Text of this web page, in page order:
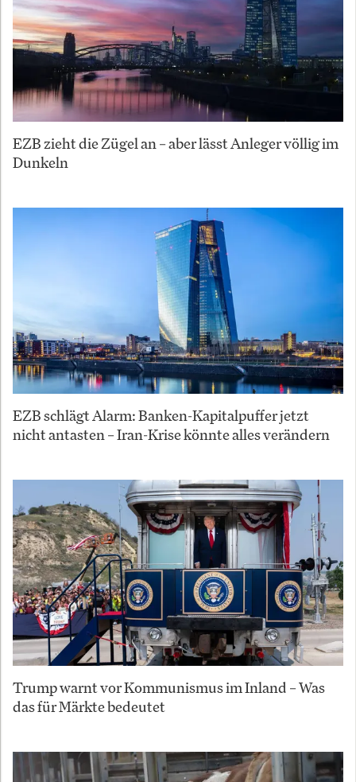
EZB zieht die Zügel an – aber lässt Anleger völlig im
Dunkeln
EZB schlägt Alarm: Banken-Kapitalpuffer jetzt
nicht antasten – Iran-Krise könnte alles verändern
Trump warnt vor Kommunismus im Inland – Was
das für Märkte bedeutet